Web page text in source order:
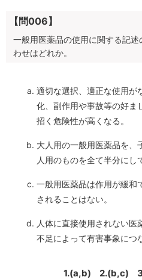
【問006】
一般用医薬品の使用に関する記
わせはどれか。
適切な選択、適正な使用が
化、副作用や事故等の好ま
招く危険性が高くなる。
大人用の一般用医薬品を、
人用のものを全て半分にし
一般用医薬品は作用が緩和
されることはない。
人体に直接使用されない医
不足によって有害事象につ
1.(a,b) 2.(b,c)